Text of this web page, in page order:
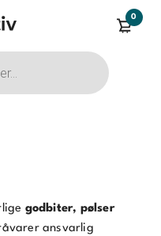
0
godbiter, pølser
ansvarlig